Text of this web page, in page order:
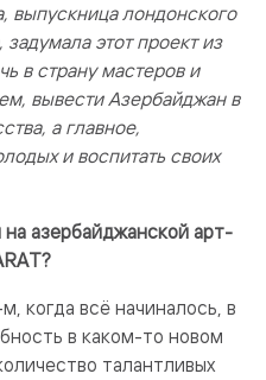
выпускница лондонского
этот проект из
в страну мастеров и
вывести Азербайджан в
а главное,
и воспитать своих
азербайджанской арт-
когда всё начиналось, в
в каком-то новом
талантливых